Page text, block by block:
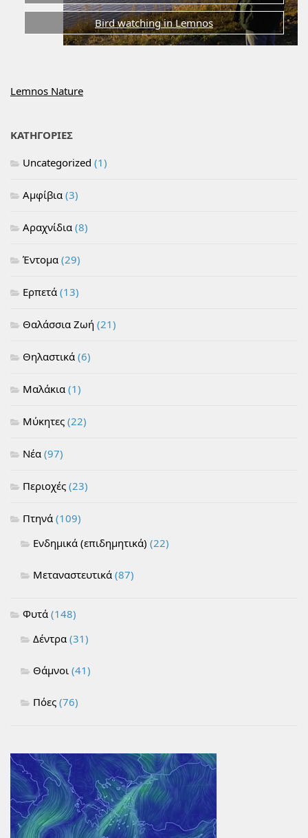
Bird watching in Lemnos
Lemnos Nature
ΚΑΤΗΓΟΡΙΕΣ
Uncategorized (1)
Αμφίβια (3)
Αραχνίδια (8)
Έντομα (29)
Ερπετά (13)
Θαλάσσια Ζωή (21)
Θηλαστικά (6)
Μαλάκια (1)
Μύκητες (22)
Νέα (97)
Περιοχές (23)
Πτηνά (109)
Ενδημικά (επιδημητικά) (22)
Μεταναστευτικά (87)
Φυτά (148)
Δέντρα (31)
Θάμνοι (41)
Πόες (76)